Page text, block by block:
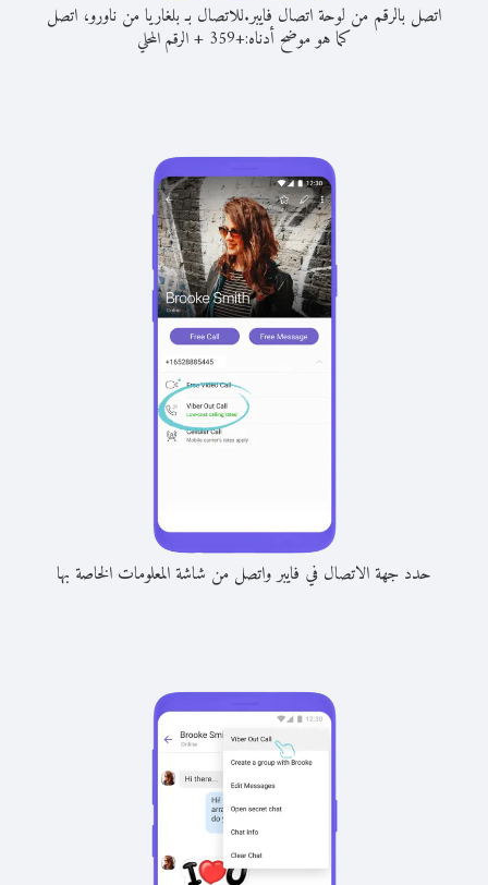
اتصل بالرقم من لوحة اتصال فايبر.للاتصال بـ بلغاريا من ناورو، اتصل
كما هو موضح أدناه:+
359
+الرقم المحلي
حدد جهة الاتصال في فايبر واتصل من شاشة المعلومات الخاصة بها